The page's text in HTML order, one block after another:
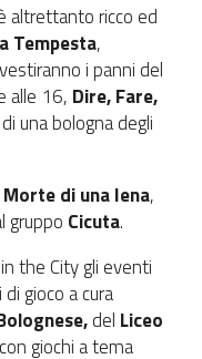
altrettanto ricco ed
Tempesta,
i panni del
alle 16, Dire, Fare,
una bologna degli
Morte di una Iena,
gruppo Cicuta.
the City gli eventi
gioco a cura
del Liceo
giochi a tema